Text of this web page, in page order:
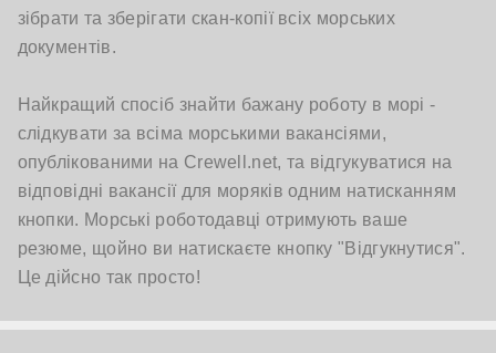
зібрати та зберігати скан-копії всіх морських
документів.
Найкращий спосіб знайти бажану роботу в морі -
слідкувати за всіма морськими вакансіями,
опублікованими на Crewell.net, та відгукуватися на
відповідні вакансії для моряків одним натисканням
кнопки. Морські роботодавці отримують ваше
резюме, щойно ви натискаєте кнопку "Відгукнутися".
Це дійсно так просто!